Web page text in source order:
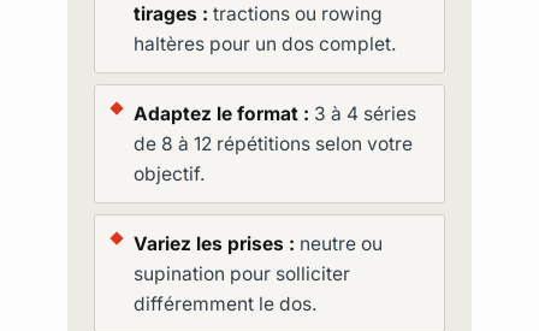
tirages : tractions ou rowing
haltères pour un dos complet.
Adaptez le format : 3 à 4 séries
de 8 à 12 répétitions selon votre
objectif.
Variez les prises : neutre ou
supination pour solliciter
différemment le dos.